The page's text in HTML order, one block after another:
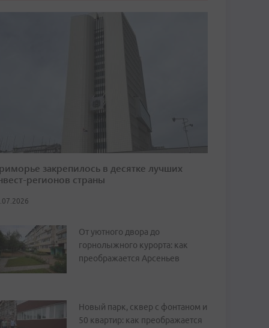
закрепилось в десятке лучших
регионов страны
От уютного двора до
горнолыжного курорта: как
преображается Арсеньев
Новый парк, сквер с фонтаном и
50 квартир: как преображается